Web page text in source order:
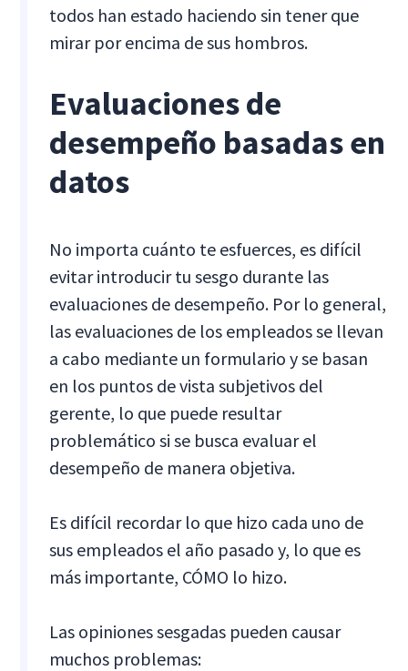
todos han estado haciendo sin tener que
mirar por encima de sus hombros.
Evaluaciones de
desempeño basadas en
datos
No importa cuánto te esfuerces, es difícil
evitar introducir tu sesgo durante las
evaluaciones de desempeño. Por lo general,
las evaluaciones de los empleados se llevan
a cabo mediante un formulario y se basan
en los puntos de vista subjetivos del
gerente, lo que puede resultar
problemático si se busca evaluar el
desempeño de manera objetiva.
Es difícil recordar lo que hizo cada uno de
sus empleados el año pasado y, lo que es
más importante, CÓMO lo hizo.
Las opiniones sesgadas pueden causar
muchos problemas: